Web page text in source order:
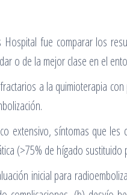
fue comparar los
o de la mejor clase en el
a la quimioterapia
extensivo, síntomas que
(>75% de hígado
inicial para